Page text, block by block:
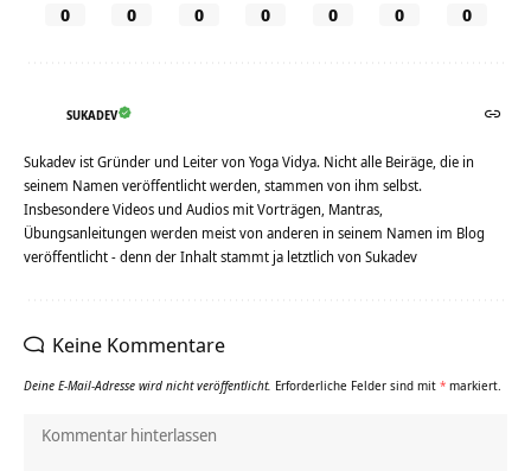
0 0 0 0 0 0 0
SUKADEV
Sukadev ist Gründer und Leiter von Yoga Vidya. Nicht alle Beiräge, die in
seinem Namen veröffentlicht werden, stammen von ihm selbst.
Insbesondere Videos und Audios mit Vorträgen, Mantras,
Übungsanleitungen werden meist von anderen in seinem Namen im Blog
veröffentlicht - denn der Inhalt stammt ja letztlich von Sukadev
Keine Kommentare
Deine E-Mail-Adresse wird nicht veröffentlicht. Erforderliche Felder sind mit * markiert.